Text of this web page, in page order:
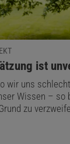
ist
wir uns
Wissen – so
zu